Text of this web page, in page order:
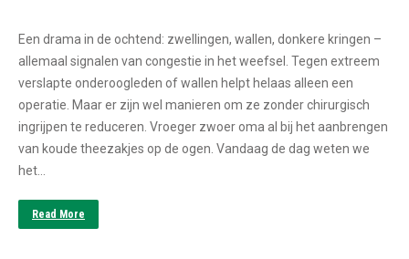
Een drama in de ochtend: zwellingen, wallen, donkere kringen –
allemaal signalen van congestie in het weefsel. Tegen extreem
verslapte onderoogleden of wallen helpt helaas alleen een
operatie. Maar er zijn wel manieren om ze zonder chirurgisch
ingrijpen te reduceren. Vroeger zwoer oma al bij het aanbrengen
van koude theezakjes op de ogen. Vandaag de dag weten we
het…
Read More